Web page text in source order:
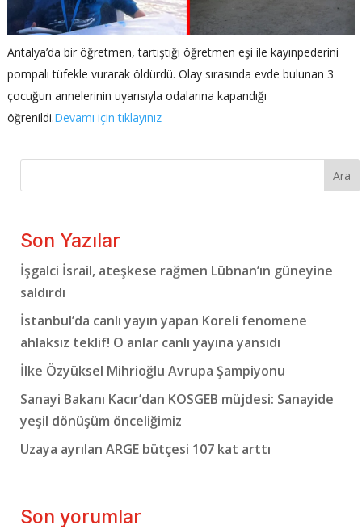
Antalya’da bir öğretmen, tartıştığı öğretmen eşi ile kayınpederini
pompalı tüfekle vurarak öldürdü. Olay sırasında evde bulunan 3
çocuğun annelerinin uyarısıyla odalarına kapandığı
öğrenildi.Devamı için tıklayınız
Ara
Son Yazılar
İşgalci İsrail, ateşkese rağmen Lübnan’ın güneyine
saldırdı
İstanbul’da canlı yayın yapan Koreli fenomene
ahlaksız teklif! O anlar canlı yayına yansıdı
İlke Özyüksel Mihrioğlu Avrupa Şampiyonu
Sanayi Bakanı Kacır’dan KOSGEB müjdesi: Sanayide
yeşil dönüşüm önceliğimiz
Uzaya ayrılan ARGE bütçesi 107 kat arttı
Son yorumlar